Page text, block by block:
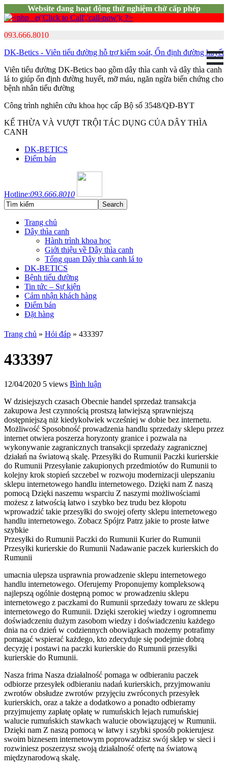
Website đang hoạt động thử nghiệm chờ cấp phép
093.666.8010
DK-Betics - Viên tiểu đường hỗ trợ kiểm soát, Ổn định đường huyết
Viên tiểu đường DK-Betics bao gồm dây thìa canh và dây thìa canh
lá to giúp ổn định đường huyết, mỡ máu, ngăn ngừa biến chứng cho
bệnh nhân tiểu đường
Công trình nghiên cứu khoa học cấp Bộ số 3548/QĐ-BYT
KẾ THỪA VÀ VƯỢT TRỘI TÁC DỤNG CỦA DÂY THÌA
CANH
DK-BETICS
Điểm bán
Hotline:093.666.8010
Trang chủ
Dây thìa canh
Hành trình khoa học
Giới thiệu về Dây thìa canh
Tổng quan Dây thìa canh lá to
DK-BETICS
Bệnh tiểu đường
Tin tức – Sự kiện
Cảm nhận khách hàng
Điểm bán
Đặt hàng
Trang chủ » Hỏi đáp » 433397
433397
12/04/2020 5 views Bình luận
W dzisiejszych czasach Obecnie handel sprzedaż transakcja
zakupowa Jest czynnością prostszą łatwiejszą sprawniejszą
dostępniejszą niż kiedykolwiek wcześniej w dobie bez internetu.
Możliwość Sposobność prowadzenia handlu sprzedaży sklepu przez
internet otwiera poszerza horyzonty granice i pozwala na
wykonywanie zagranicznych transakcji sprzedaży zagranicznej
działań na światową skalę. Przesyłki do Rumunii Paczki kurierskie
do Rumunii Przesyłanie zakupionych przedmiotów do Rumunii to
kolejny krok stopień szczebel w rozwoju modernizacji ulepszaniu
sklepu internetowego handlu internetowego. Dzięki nam Z naszą
pomocą Dzięki naszemu wsparciu Z naszymi możliwościami
możesz z łatwością łatwo i szybko bez trudu bez kłopotu
wprowadzić takie przesyłki do swojej oferty sklepu internetowego
handlu internetowego. Zobacz Spójrz Patrz jakie to proste łatwe
szybkie
Przesyłki do Rumunii Paczki do Rumunii Kurier do Rumunii
Przesyłki kurierskie do Rumunii Nadawanie paczek kurierskich do
Rumunii
umacnia ulepsza usprawnia prowadzenie sklepu internetowego
handlu internetowego. Oferujemy Proponujemy kompleksową
najlepszą ogólnie dostępną pomoc w prowadzeniu sklepu
internetowego z paczkami do Rumunii sprzedaży towaru ze sklepu
internetowego do Rumunii. Dzięki szerokiej wiedzy i ogromnemu
doświadczeniu dużym zasobom wiedzy i doświadczeniu każdego
dnia na co dzień w codziennych obowiązkach możemy potrafimy
pomagać wspierać każdego, kto zdecyduje się podejmie dobrą
decyzję i postawi na paczki kurierskie do Rumunii przesyłki
kurierskie do Rumunii.
Nasza frima Nasza działalność pomaga w odbieraniu paczek
odbiorze przesyłek odbieraniu nadań kurierskich, przyjmowaniu
zwrotów obsłudze zwrotów przyjęciu zwróconych przesyłek
kurierskich, oraz a także a dodatkowo a ponadto odbieramy
przyjmujemy zapłatę opłatę w rumuńskich lejach rumuńskiej
walucie rumuńskich stawkach walucie obowiązującej w Rumunii.
Dzięki nam Z naszą pomocą w łatwy i szybki sposób pokierujesz
swoim biznesem internetowym poprowadzisz swój sklep w sieci i
rozwiniesz poszerzysz swoją działalność ofertę na światową
międzynarodową skalę.